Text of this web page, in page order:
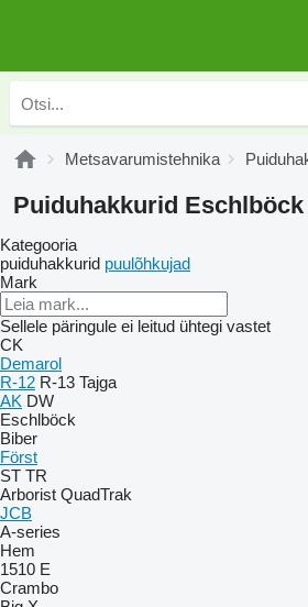
Metsavarumistehnika
Puiduhakkurid Eschlböck
Kategooria
puiduhakkurid puulõhkujad
Mark
Sellele päringule ei leitud ühtegi vastet
CK
Demarol
R-12 R-13 Tajga
AK DW
Eschlböck
Biber
Först
ST TR
Arborist QuadTrak
JCB
A-series
Hem
1510 E
Crambo